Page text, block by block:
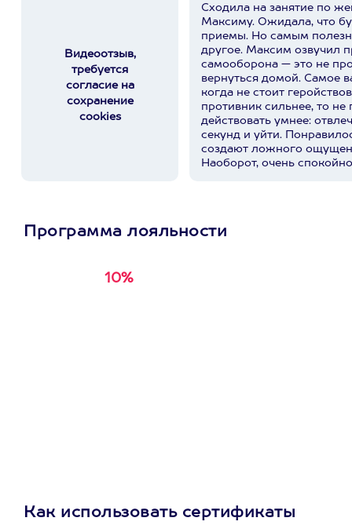
Видеоотзыв,
требуется
согласие на
сохранение
cookies
Сходила на занятие по
Максиму. Ожидала, что
приемы. Но самым
другое. Максим озвучил простую мысль:
самооборона — это не
вернуться домой. Самое важное — вовремя понять,
когда не стоит
противник сильнее, то не
действовать умнее:
секунд и уйти.
создают ложного
Наоборот, очень
располагающий к себе
Программа лояльности
10%
Как использовать сертификаты